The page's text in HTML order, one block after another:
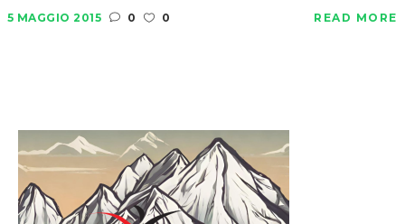
5 MAGGIO 2015 0 0 READ MORE